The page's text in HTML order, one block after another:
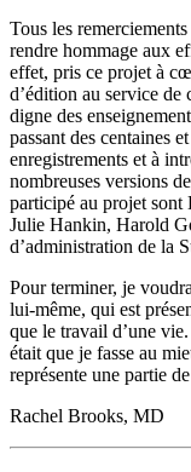
Tous les
rendre hommage aux
effet, pris ce projet à
d’édition au service
digne des
passant des centaines
enregistrements et à
nombreuses versions
participé au projet
Julie Hankin, Harold
d’administration de la
Pour terminer, je
lui-même, qui est
que le travail d’une
était que je fasse au
représente une partie
Rachel Brooks, MD